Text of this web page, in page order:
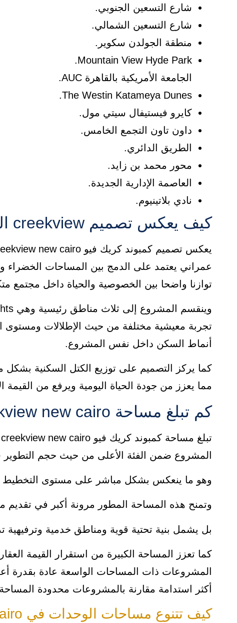
شارع التسعين الجنوبي.
شارع التسعين الشمالي.
منطقة الجولدن سكوير.
Mountain View Hyde Park.
الجامعة الأمريكية بالقاهرة AUC.
The Westin Katameya Dunes.
كايرو فيستيفال سيتي مول.
داون تاون التجمع الخامس.
الطريق الدائري.
محور محمد بن زايد.
العاصمة الإدارية الجديدة.
نادي بلاتينيوم.
كيف يعكس تصميم creekview الحياة الحديثة
عمراني يعتمد على الدمج بين المساحات الخضراء
توازنا واضحا بين الخصوصية والحياة داخل مجتمع
تجربة معيشية مختلفة من حيث الإطلالات ومستوى
أنماط السكن داخل نفس المشروع.
كما يركز التصميم على توزيع الكتل السكنية بشكل
مما يعزز من جودة الحياة اليومية ويرفع من
كم تبلغ مساحة creekview new cairo وما دلالتها الاستثمارية
المشروع ضمن الفئة الأعلى من حيث حجم التطوير
وهو ما ينعكس بشكل مباشر على مستوى التخطيط
وتمنح هذه المساحة المطور مرونة أكبر في تقديم
بل يشمل بنية تحتية قوية ومناطق خدمية وترفيهية
كما تعزز المساحة الكبيرة من استقرار القيمة
المشروعات ذات المساحات الواسعة عادة بقدرة
أكثر استدامة مقارنة بالمشروعات محدودة
كيف تتنوع مساحات الوحدات في creekview new cairo